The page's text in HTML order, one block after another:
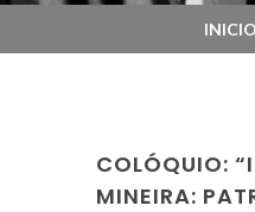
INICIO
COLÓQUIO:
MINEIRA: